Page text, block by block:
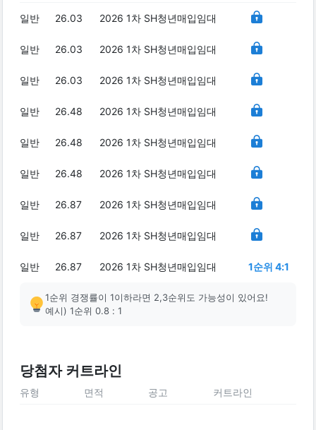
일반 26.03 2026 1차 SH청년매입임대
일반 26.03 2026 1차 SH청년매입임대
일반 26.03 2026 1차 SH청년매입임대
일반 26.48 2026 1차 SH청년매입임대
일반 26.48 2026 1차 SH청년매입임대
일반 26.48 2026 1차 SH청년매입임대
일반 26.87 2026 1차 SH청년매입임대
일반 26.87 2026 1차 SH청년매입임대
일반 26.87 2026 1차 SH청년매입임대 1순위 4:1
1순위 경쟁률이 1이하라면 2,3순위도 가능성이 있어요!
예시) 1순위 0.8 : 1
당첨자 커트라인
유형 면적 공고 커트라인